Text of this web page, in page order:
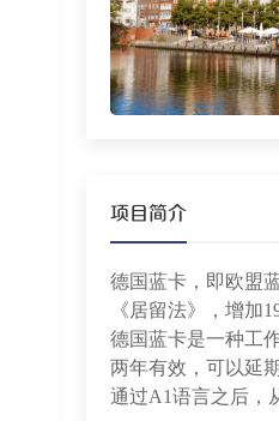
项目简介
德国蓝卡，即欧盟
《居留法》，增加
德国蓝卡是一种工
两年有效，可以延
通过A1语言之后，